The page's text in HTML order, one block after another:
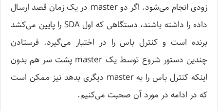
زودی انجام می‌شود. اگر دو master در یک زمان قصد ارسال
داده را داشته باشند، دستگاهی که اول SDA را پایین می‌کشد
برنده است و کنترل باس را در اختیار می‌گیرد. فرستادن
چندین دستور شروع توسط یک master پشت سر هم بدون
اینکه کنترل باس را به master دیگری بدهد نیز ممکن است
که در ادامه در مورد آن صحبت می‌کنیم.